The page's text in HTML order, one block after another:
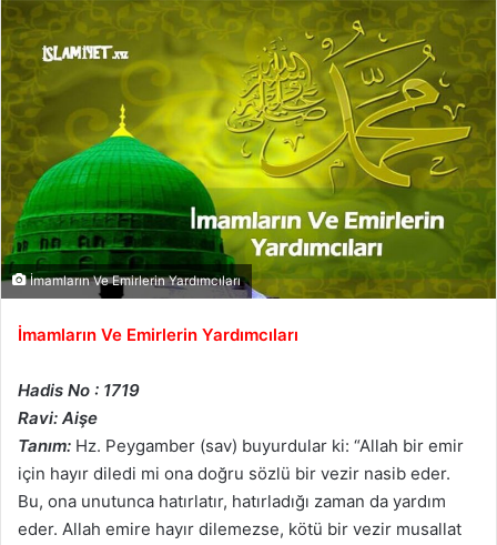
İmamların Ve Emirlerin Yardımcıları
İmamların Ve Emirlerin Yardımcıları
Hadis No : 1719
Ravi: Aişe
Tanım: Hz. Peygamber (sav) buyurdular ki: “Allah bir emir
için hayır diledi mi ona doğru sözlü bir vezir nasib eder.
Bu, ona unutunca hatırlatır, hatırladığı zaman da yardım
eder. Allah emire hayır dilemezse, kötü bir vezir musallat